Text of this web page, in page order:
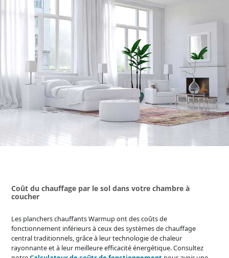
Coût du chauffage par le sol dans votre chambre à
coucher
Les planchers chauffants Warmup ont des coûts de
fonctionnement inférieurs à ceux des systèmes de chauffage
central traditionnels, grâce à leur technologie de chaleur
rayonnante et à leur meilleure efficacité énergétique. Consultez